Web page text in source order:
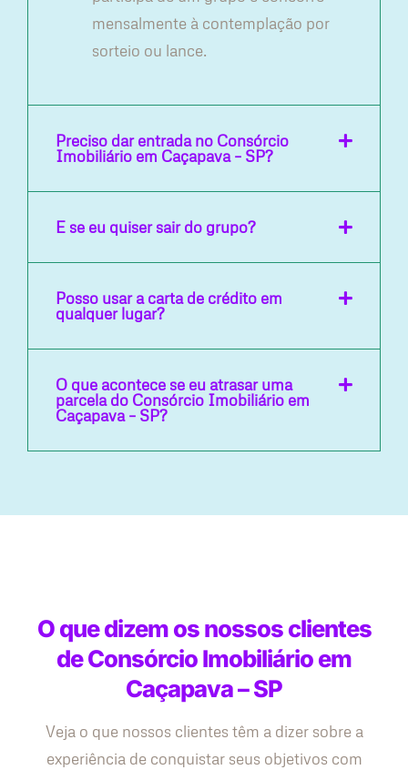
mensalmente à contemplação por
sorteio ou lance.
Preciso dar entrada no Consórcio
Imobiliário em Caçapava – SP?
E se eu quiser sair do grupo?
Posso usar a carta de crédito em
qualquer lugar?
O que acontece se eu atrasar uma
parcela do Consórcio Imobiliário em
Caçapava – SP?
O que dizem os nossos clientes
de Consórcio Imobiliário em
Caçapava – SP
Veja o que nossos clientes têm a dizer sobre a
experiência de conquistar seus objetivos com